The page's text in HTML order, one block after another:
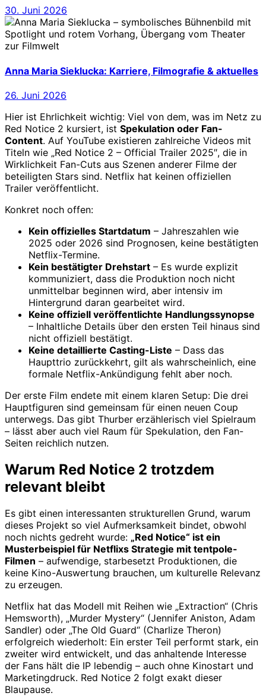
30. Juni 2026
Anna Maria Sieklucka: Karriere, Filmografie & aktuelles
26. Juni 2026
Hier ist Ehrlichkeit wichtig: Viel von dem, was im Netz zu
Red Notice 2 kursiert, ist Spekulation oder Fan-
Content. Auf YouTube existieren zahlreiche Videos mit
Titeln wie „Red Notice 2 – Official Trailer 2025″, die in
Wirklichkeit Fan-Cuts aus Szenen anderer Filme der
beteiligten Stars sind. Netflix hat keinen offiziellen
Trailer veröffentlicht.
Konkret noch offen:
Kein offizielles Startdatum – Jahreszahlen wie
2025 oder 2026 sind Prognosen, keine bestätigten
Netflix-Termine.
Kein bestätigter Drehstart – Es wurde explizit
kommuniziert, dass die Produktion noch nicht
unmittelbar beginnen wird, aber intensiv im
Hintergrund daran gearbeitet wird.
Keine offiziell veröffentlichte Handlungssynopse
– Inhaltliche Details über den ersten Teil hinaus sind
nicht offiziell bestätigt.
Keine detaillierte Casting-Liste – Dass das
Haupttrio zurückkehrt, gilt als wahrscheinlich, eine
formale Netflix-Ankündigung fehlt aber noch.
Der erste Film endete mit einem klaren Setup: Die drei
Hauptfiguren sind gemeinsam für einen neuen Coup
unterwegs. Das gibt Thurber erzählerisch viel Spielraum
– lässt aber auch viel Raum für Spekulation, den Fan-
Seiten reichlich nutzen.
Warum Red Notice 2 trotzdem
relevant bleibt
Es gibt einen interessanten strukturellen Grund, warum
dieses Projekt so viel Aufmerksamkeit bindet, obwohl
noch nichts gedreht wurde: „Red Notice“ ist ein
Musterbeispiel für Netflixs Strategie mit tentpole-
Filmen – aufwendige, starbesetzt Produktionen, die
keine Kino-Auswertung brauchen, um kulturelle Relevanz
zu erzeugen.
Netflix hat das Modell mit Reihen wie „Extraction“ (Chris
Hemsworth), „Murder Mystery“ (Jennifer Aniston, Adam
Sandler) oder „The Old Guard“ (Charlize Theron)
erfolgreich wiederholt: Ein erster Teil performt stark, ein
zweiter wird entwickelt, und das anhaltende Interesse
der Fans hält die IP lebendig – auch ohne Kinostart und
Marketingdruck. Red Notice 2 folgt exakt dieser
Blaupause.